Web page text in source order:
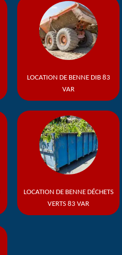
LOCATION DE BENNE DIB 83
VAR
LOCATION DE BENNE DÉCHETS
VERTS 83 VAR